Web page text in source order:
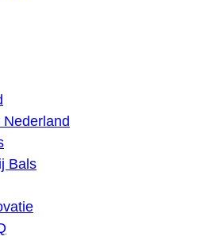
Bals